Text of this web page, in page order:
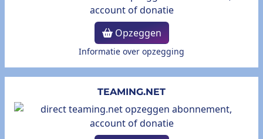
Opzeggen
Informatie over opzegging
TEAMING.NET